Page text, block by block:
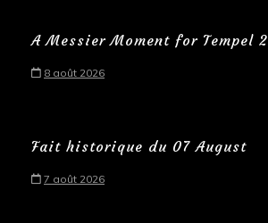
A Messier Moment for Tempel 2
8 août 2026
Fait historique du 07 August
7 août 2026